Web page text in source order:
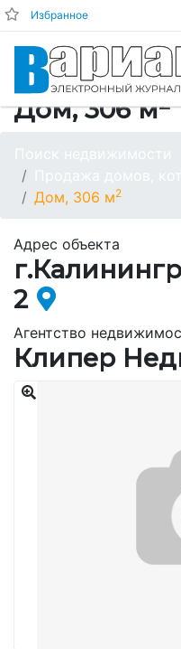
Избранное
Дом, 306 м2
Дом, 306 м2
Адрес объекта
2
Агентство
Клипер